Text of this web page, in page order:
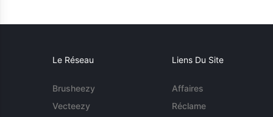
Le Réseau
Brusheezy
Vecteezy
Liens Du Site
Affaires
Réclame